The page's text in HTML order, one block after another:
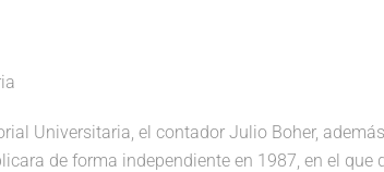
Universitaria, el contador Julio Boher,
de forma independiente en 1987, en el